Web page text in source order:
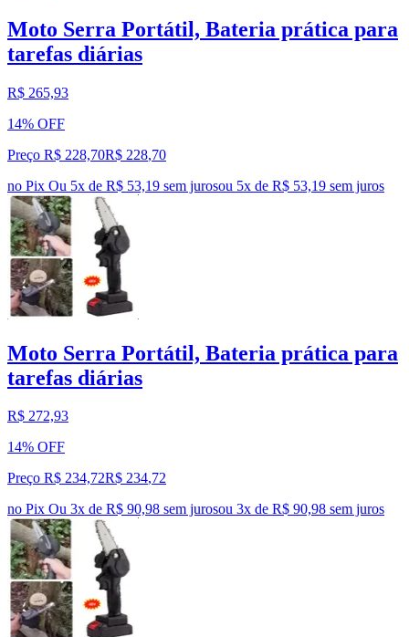
Moto Serra Portátil, Bateria prática para
tarefas diárias
R$ 265,93
14% OFF
Preço R$ 228,70R$ 228,70
no Pix Ou 5x de R$ 53,19 sem jurosou 5x de R$ 53,19 sem juros
Moto Serra Portátil, Bateria prática para
tarefas diárias
R$ 272,93
14% OFF
Preço R$ 234,72R$ 234,72
no Pix Ou 3x de R$ 90,98 sem jurosou 3x de R$ 90,98 sem juros